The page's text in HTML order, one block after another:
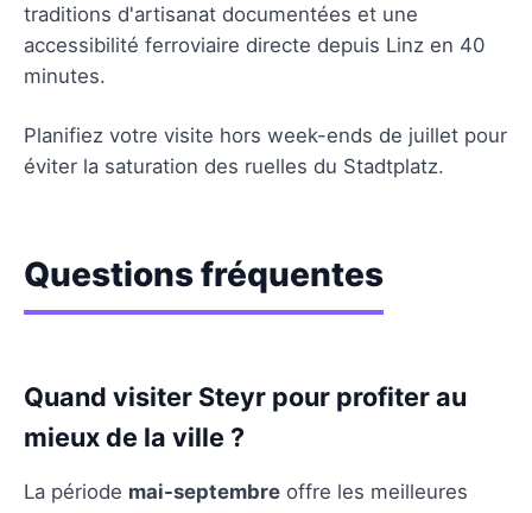
traditions d'artisanat documentées et une
accessibilité ferroviaire directe depuis Linz en 40
minutes.
Planifiez votre visite hors week-ends de juillet pour
éviter la saturation des ruelles du Stadtplatz.
Questions fréquentes
Quand visiter Steyr pour profiter au
mieux de la ville ?
La période mai-septembre offre les meilleures